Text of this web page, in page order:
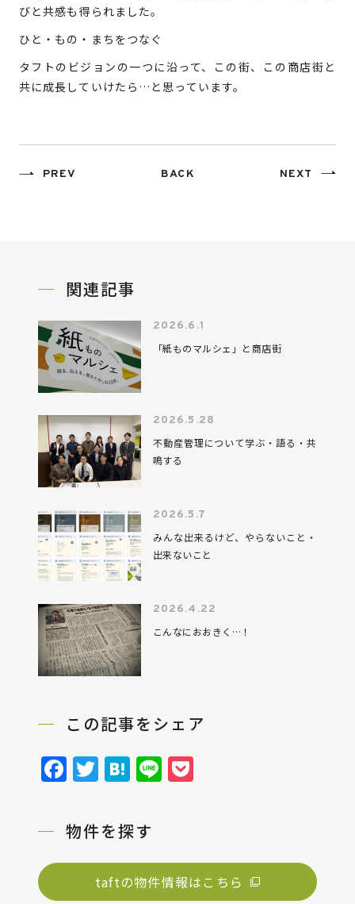
びと共感も得られました。
ひと・もの・まちをつなぐ
タフトのビジョンの一つに沿って、この街、この商店街と
共に成長していけたら…と思っています。
関連記事
2026.6.1
「紙ものマルシェ」と商店街
2026.5.28
不動産管理について学ぶ・語る・共
鳴する
2026.5.7
みんな出来るけど、やらないこと・
出来ないこと
2026.4.22
こんなにおおきく…！
この記事をシェア
Facebook
Twitter
Hatena
LinePocket
物件を探す
taftの物件情報はこちら
PREV BACK NEXT